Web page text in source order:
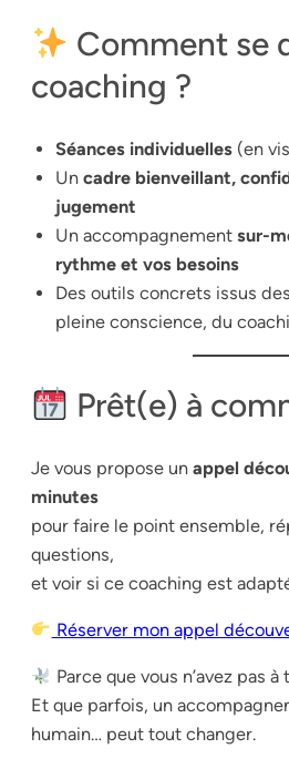
Comment se
coaching ?
Séances individuelles (en
Un cadre bienveillant,
jugement
Un accompagnement sur-
rythme et vos besoins
Des outils concrets issus
pleine conscience, du
Prêt(e) à
Je vous propose un appel
minutes
pour faire le point ensemble,
questions,
et voir si ce coaching est
Réserver mon appel
Parce que vous n’avez pas
Et que parfois, un
humain… peut tout changer.